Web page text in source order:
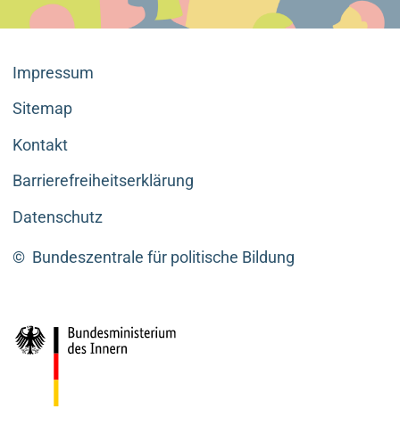
Impressum
Sitemap
Kontakt
Barrierefreiheitserklärung
Datenschutz
© Bundeszentrale für politische Bildung